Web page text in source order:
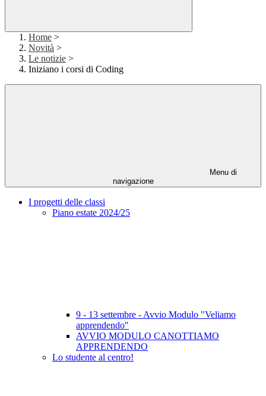
Home >
Novità >
Le notizie >
Iniziano i corsi di Coding
Menu di
navigazione
I progetti delle classi
Piano estate 2024/25
9 - 13 settembre - Avvio Modulo "Veliamo
apprendendo"
AVVIO MODULO CANOTTIAMO
APPRENDENDO
Lo studente al centro!